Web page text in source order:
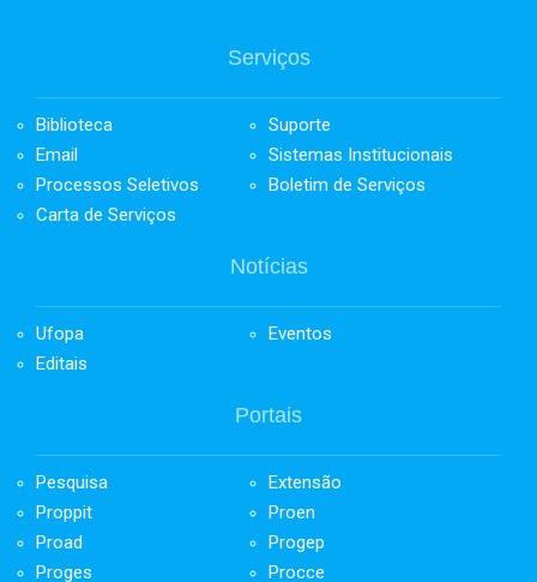
Serviços
Biblioteca
Suporte
Email
Sistemas Institucionais
Processos Seletivos
Boletim de Serviços
Carta de Serviços
Notícias
Ufopa
Eventos
Editais
Portais
Pesquisa
Extensão
Proppit
Proen
Proad
Progep
Proges
Procce